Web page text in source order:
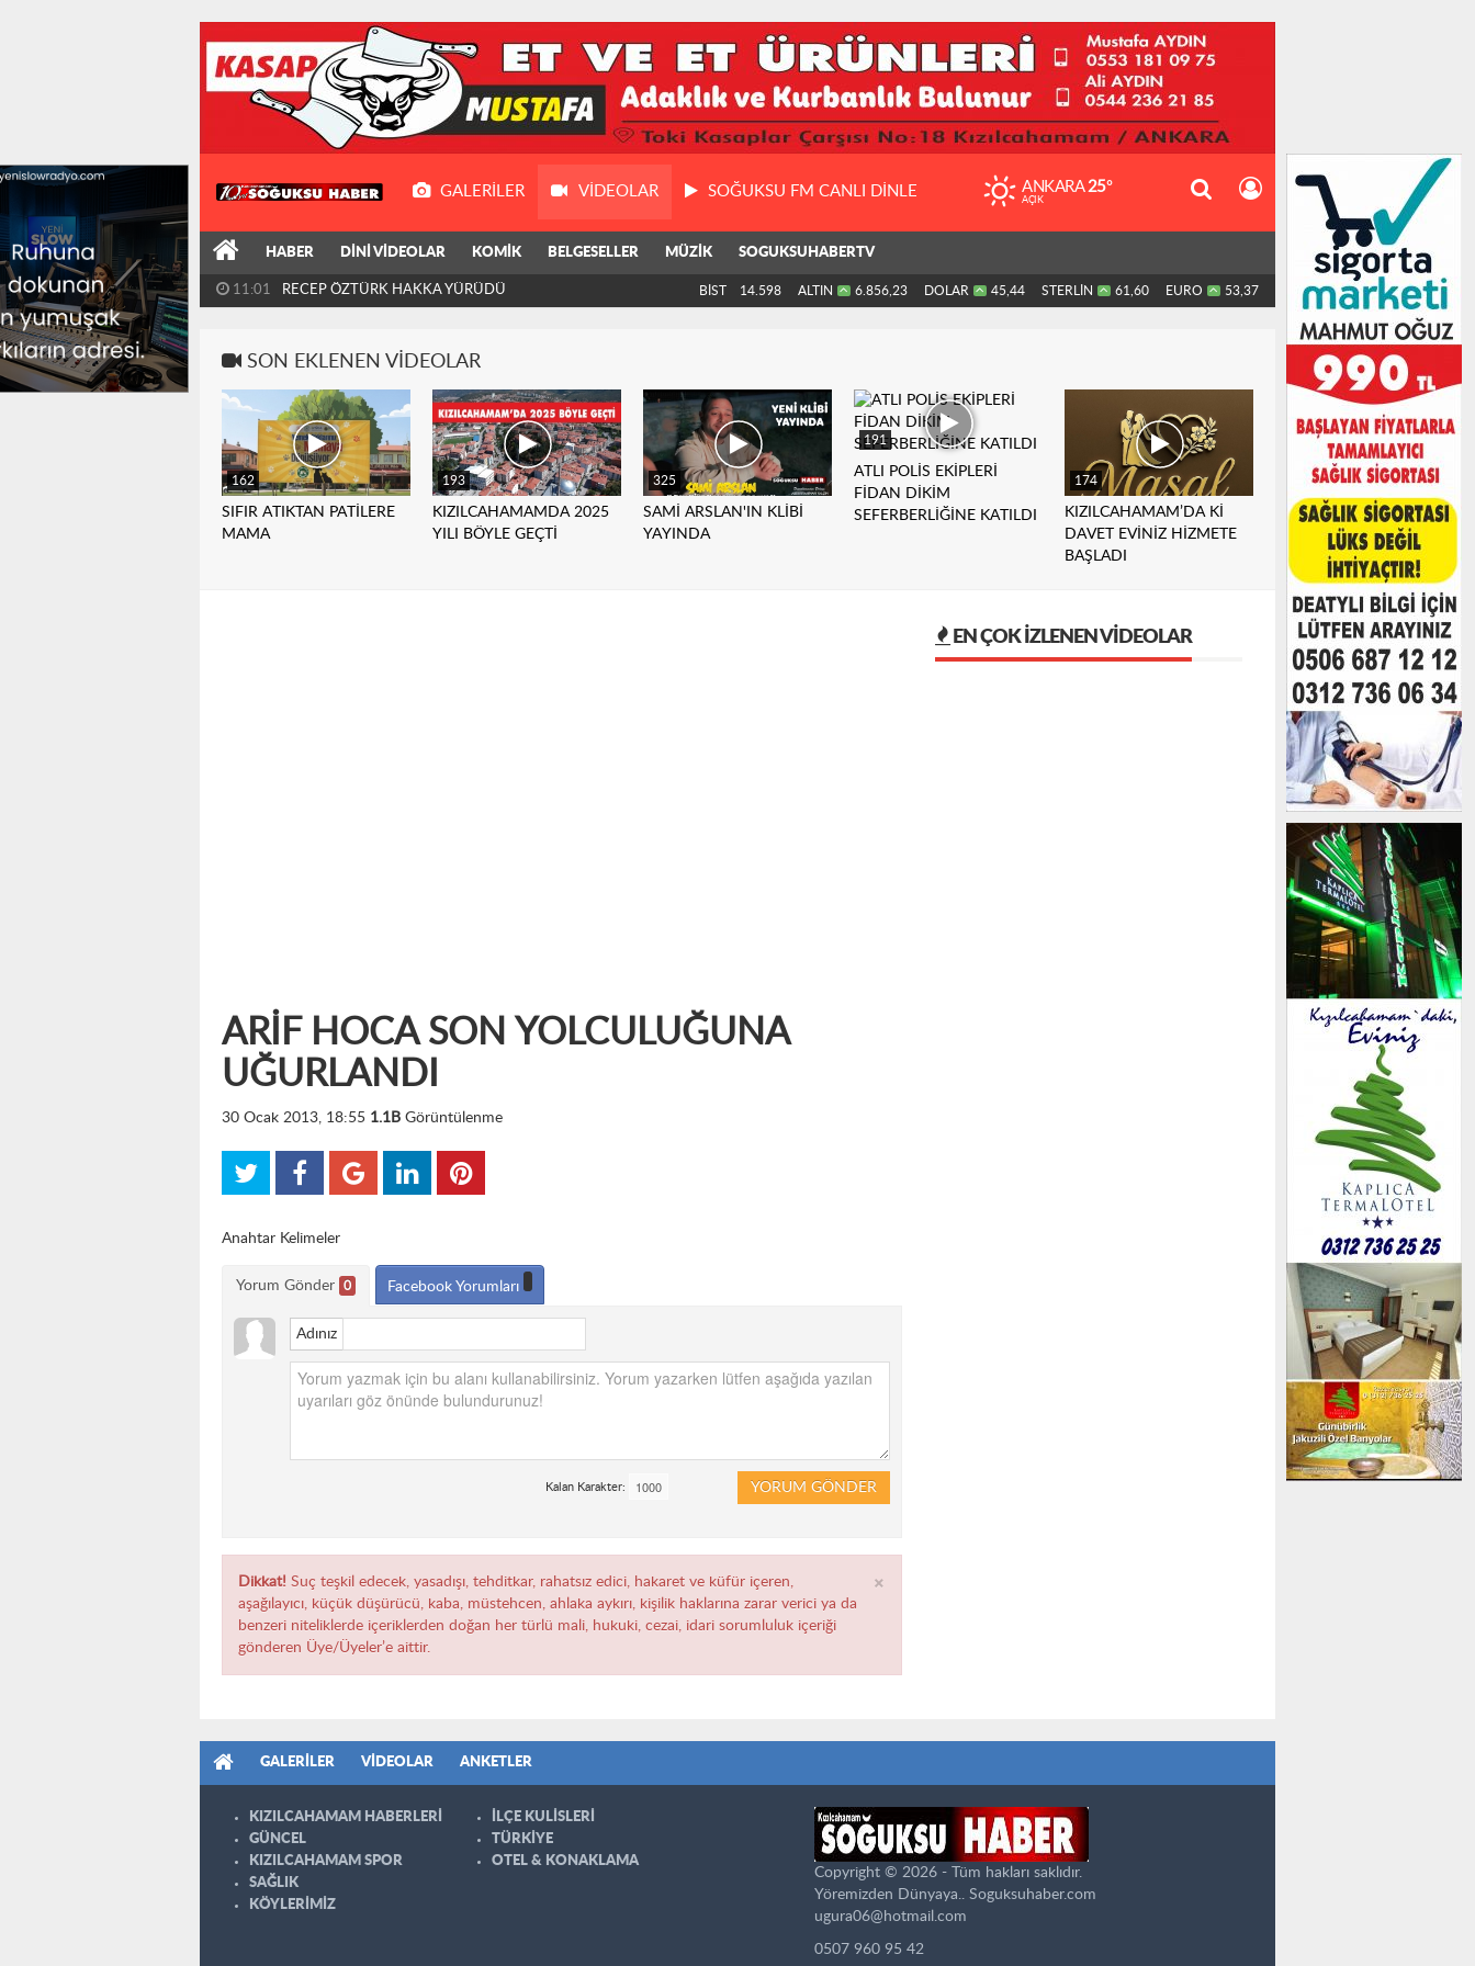
GALERILER VIDEOLAR SOĞUKSU FM CANLI DİNLE ANKARA25°
AÇIK
HABER DİNİ VİDEOLAR KOMİK BELGESELLER MÜZİK SOGUKSUHABERTV
11:01 RECEP ÖZTÜRK HAKKA YÜRÜDÜ BİST 14.598 ALTIN 6.856,23 DOLAR 45,44 STERLİN 61,60 EURO 53,37
SON EKLENEN VIDEOLAR
162
SIFIR ATIKTAN PATİLERE
MAMA
193
KIZILCAHAMAMDA 2025
YILI BÖYLE GEÇTİ
325
SAMİ ARSLAN'IN KLİBİ
YAYINDA
191
ATLI POLİS EKİPLERİ
FİDAN DİKİM
SEFERBERLİĞİNE KATILDI
174
KIZILCAHAMAM’DA Kİ
DAVET EVİNİZ HİZMETE
BAŞLADI
ARİF HOCA SON YOLCULUĞUNA
UĞURLANDI
30 Ocak 2013, 18:55 1.1B Görüntülenme
Anahtar Kelimeler
Yorum Gönder 0 Facebook Yorumları
Adınız
YORUM GÖNDER
Kalan Karakter:
×
Dikkat! Suç teşkil edecek, yasadışı, tehditkar, rahatsız edici, hakaret ve küfür içeren,
aşağılayıcı, küçük düşürücü, kaba, müstehcen, ahlaka aykırı, kişilik haklarına zarar verici ya da
benzeri niteliklerde içeriklerden doğan her türlü mali, hukuki, cezai, idari sorumluluk içeriği
gönderen Üye/Üyeler’e aittir.
EN ÇOK İZLENEN VIDEOLAR
GALERILER VIDEOLAR ANKETLER
KIZILCAHAMAM HABERLERİ
GÜNCEL
KIZILCAHAMAM SPOR
SAĞLIK
KÖYLERİMİZ
İLÇE KULİSLERİ
TÜRKİYE
OTEL & KONAKLAMA
Copyright © 2026 - Tüm hakları saklıdır.
Yöremizden Dünyaya.. Soguksuhaber.com
ugura06@hotmail.com
0507 960 95 42